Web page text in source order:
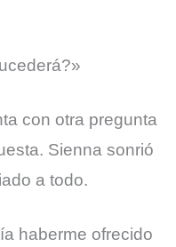
con otra pregunta
Sienna sonrió
a todo.
haberme ofrecido